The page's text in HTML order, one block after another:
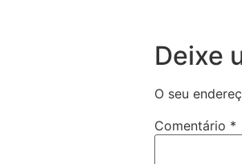
Deixe
O seu
Comentário *